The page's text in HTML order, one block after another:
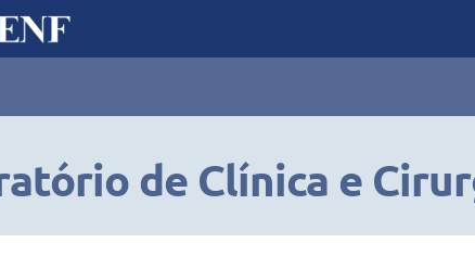
de Clínica e